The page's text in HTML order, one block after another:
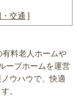
交通 ]
料老人ホームや
ープホームを運営
ウハウで、快適
。